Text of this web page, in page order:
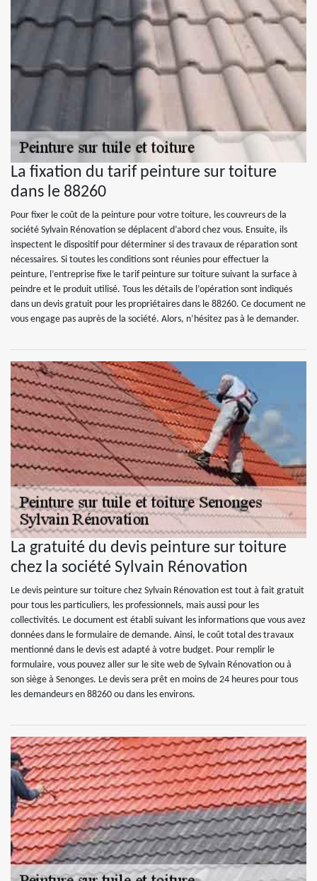
La fixation du tarif peinture sur toiture
dans le 88260
Pour fixer le coût de la peinture pour votre toiture, les couvreurs de la
société Sylvain Rénovation se déplacent d’abord chez vous. Ensuite, ils
inspectent le dispositif pour déterminer si des travaux de réparation sont
nécessaires. Si toutes les conditions sont réunies pour effectuer la
peinture, l’entreprise fixe le tarif peinture sur toiture suivant la surface à
peindre et le produit utilisé. Tous les détails de l’opération sont indiqués
dans un devis gratuit pour les propriétaires dans le 88260. Ce document ne
vous engage pas auprès de la société. Alors, n’hésitez pas à le demander.
La gratuité du devis peinture sur toiture
chez la société Sylvain Rénovation
Le devis peinture sur toiture chez Sylvain Rénovation est tout à fait gratuit
pour tous les particuliers, les professionnels, mais aussi pour les
collectivités. Le document est établi suivant les informations que vous avez
données dans le formulaire de demande. Ainsi, le coût total des travaux
mentionné dans le devis est adapté à votre budget. Pour remplir le
formulaire, vous pouvez aller sur le site web de Sylvain Rénovation ou à
son siège à Senonges. Le devis sera prêt en moins de 24 heures pour tous
les demandeurs en 88260 ou dans les environs.